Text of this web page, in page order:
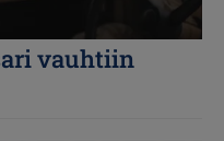
vauhtiin